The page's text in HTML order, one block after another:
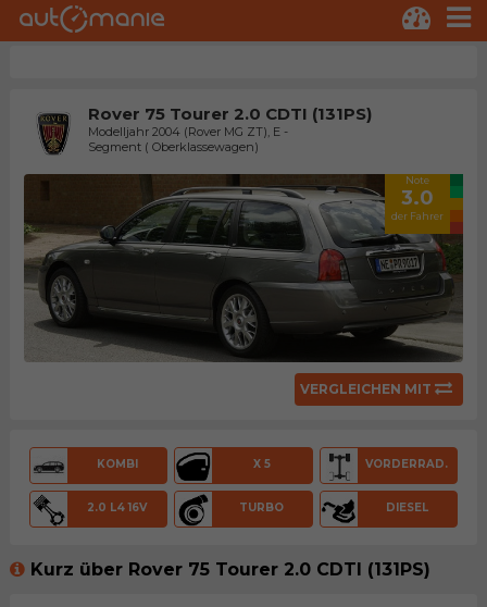
Rover 75 Tourer 2.0 CDTI (131PS)
Modelljahr 2004 (Rover MG ZT), E -
Segment ( Oberklassewagen)
Note
3.0
der Fahrer
VERGLEICHEN MIT
KOMBI X 5 VORDERRAD.
2.0 L4 16V TURBO DIESEL
Kurz über Rover 75 Tourer 2.0 CDTI (131PS)